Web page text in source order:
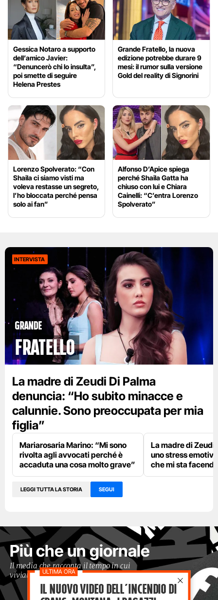
Gessica Notaro a supporto
dell’amico Javier:
“Denuncerò chi lo insulta”,
poi smette di seguire
Helena Prestes
Grande Fratello, la nuova
edizione potrebbe durare 9
mesi: il rumor sulla versione
Gold del reality di Signorini
Lorenzo Spolverato: “Con
Shaila ci siamo visti ma
voleva restasse un segreto,
l’ho bloccata perché pensa
solo ai fan”
Alfonso D’Apice spiega
perché Shaila Gatta ha
chiuso con lui e Chiara
Cainelli: “C’entra Lorenzo
Spolverato”
INTERVISTA
GRANDE
FRATELLO
La madre di Zeudi Di Palma
denuncia: “Ho subito minacce e
calunnie. Sono preoccupata per mia
figlia”
Mariarosaria Marino: “Mi sono
rivolta agli avvocati perché è
accaduta una cosa molto grave”
La madre di Zeudi
uno stress
che mi sta
LEGGI TUTTA LA STORIA SEGUI
Più che un giornale
Il media che racconta il tempo in cui
viviamo con occhi moderni
Il nuovo video dell’incendio di